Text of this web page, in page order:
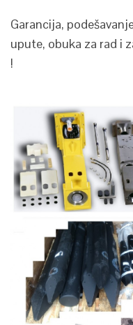
Garancija,
upute, obuka za rad i
!